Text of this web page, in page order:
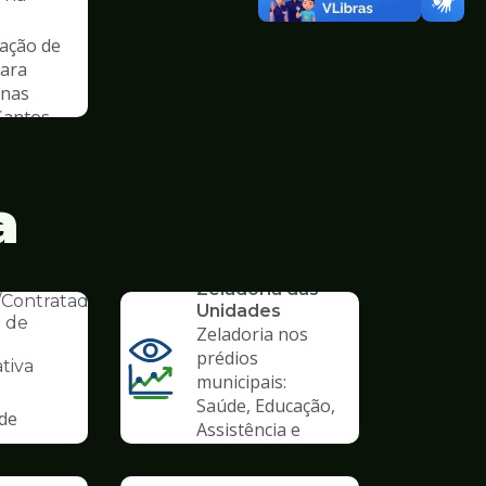
de
de
Zeladoria das
Unidades
Zeladoria nos
prédios
municipais:
Saúde, Educação,
Assistência e